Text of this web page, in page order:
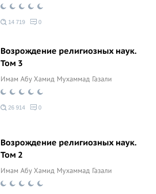
14 719 0
Возрождение религиозных наук.
Том 3
Имам Абу Хамид Мухаммад Газали
26 914 0
Возрождение религиозных наук.
Том 2
Имам Абу Хамид Мухаммад Газали